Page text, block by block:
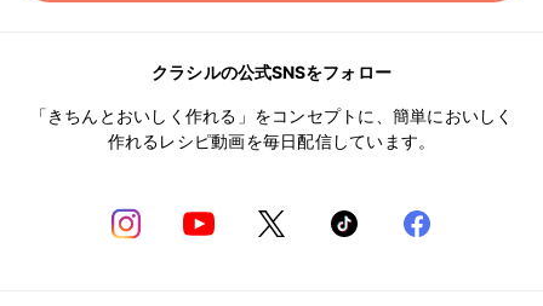
クラシルの公式SNSをフォロー
「きちんとおいしく作れる」をコンセプトに、簡単においしく
作れるレシピ動画を毎日配信しています。